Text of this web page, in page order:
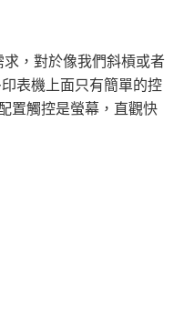
，對於像我們斜槓或者
表機上面只有簡單的控
置觸控是螢幕，直觀快